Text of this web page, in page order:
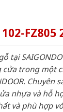
FZ805
tại
cửa trong một
Chuyên
nhựa và hỗ
và phù hợp